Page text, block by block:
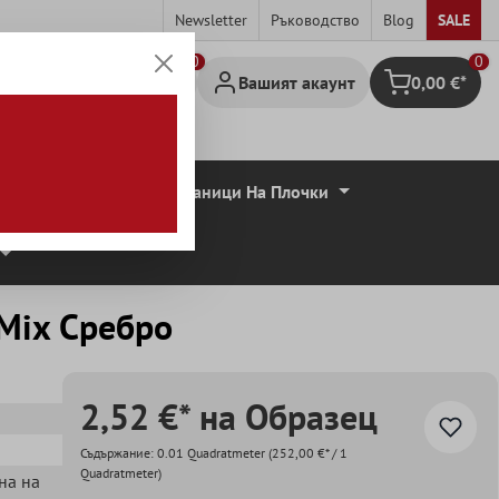
Newsletter Ръководство Blog SALE
Вашият акаунт Количка за
0
0,00 €*
Граници На Плочки
Сребро
на
2,52 €* на Образец
Съдържание: 0.01 Quadratmeter (252,00 €* / 1
Quadratmeter)